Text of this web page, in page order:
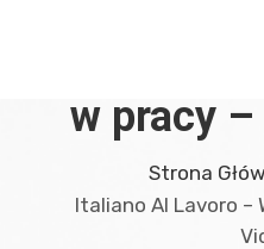
w pracy
Strona
Italiano Al Lavoro –